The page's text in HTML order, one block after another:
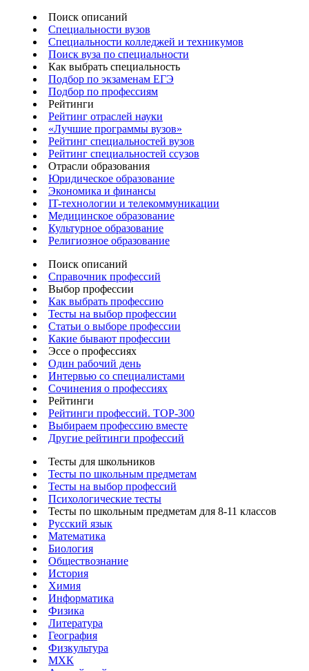
Поиск описаний
Специальности вузов
Специальности колледжей и техникумов
Поиск вуза по специальности
Как выбрать специальность
Подбор по экзаменам ЕГЭ
Подбор по профессиям
Рейтинги
Рейтинг отраслей науки
«Лучшие программы вузов»
Рейтинг специальностей вузов
Рейтинг специальностей ссузов
Отрасли образования
Юридическое образование
Экономика и финансы
IT-технологии и телекоммуникации
Медицинское образование
Культурное образование
Религиозное образование
Поиск описаний
Справочник профессий
Выбор профессии
Как выбрать профессию
Тесты на выбор профессии
Статьи о выборе профессии
Какие бывают профессии
Эссе о профессиях
Один рабочий день
Интервью со специалистами
Сочинения о профессиях
Рейтинги
Рейтинги профессий. TOP-300
Выбираем профессию вместе
Другие рейтинги профессий
Тесты для школьников
Тесты по школьным предметам
Тесты на выбор профессий
Психологические тесты
Тесты по школьным предметам для 8-11 классов
Русский язык
Математика
Биология
Обществознание
История
Химия
Информатика
Физика
Литература
География
Физкультура
МХК